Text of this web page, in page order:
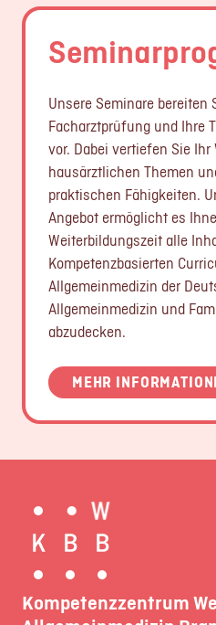
Unsere Seminare bereiten
Facharztprüfung und Ihre
vor. Dabei vertiefen Sie
hausärztlichen Themen
praktischen Fähigkeiten.
Angebot ermöglicht es
Weiterbildungszeit alle
Kompetenzbasierten
Allgemeinmedizin der
Allgemeinmedizin und
abzudecken.
MEHR
Kompetenzzentrum